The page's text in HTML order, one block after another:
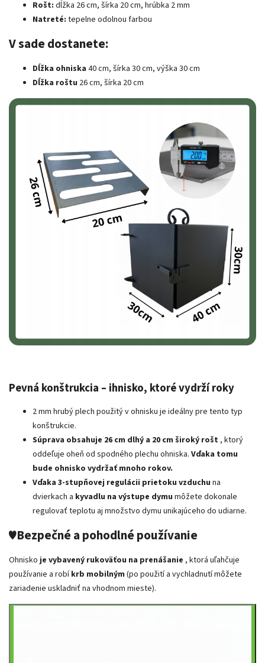
Rošt: dĺžka 26 cm, šírka 20 cm, hrúbka 2 mm
Natreté: tepelne odolnou farbou
V sade dostanete:
Dĺžka ohniska 40 cm, šírka 30 cm, výška 30 cm
Dĺžka roštu 26 cm, šírka 20 cm
Pevná konštrukcia – ihnisko, ktoré vydrží roky
2 mm hrubý plech použitý v ohnisku je ideálny pre tento typ
konštrukcie.
Súprava obsahuje 26 cm dlhý a 20 cm široký rošt , ktorý
oddeľuje oheň od spodného plechu ohniska. Vďaka tomu
bude ohnisko vydržať mnoho rokov.
Vďaka 3-stupňovej regulácii prietoku vzduchu na
dvierkach a kyvadlu na výstupe dymu môžete dokonale
regulovať teplotu aj množstvo dymu unikajúceho do udiarne.
♥️Bezpečné a pohodlné používanie
Ohnisko je vybavený rukoväťou na prenášanie , ktorá uľahčuje
používanie a robí krb mobilným (po použití a vychladnutí môžete
zariadenie uskladniť na vhodnom mieste).